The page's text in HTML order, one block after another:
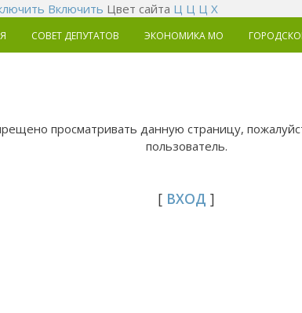
Включить Цвет сайта Ц Ц Ц Х
СОВЕТ ДЕПУТАТОВ ЭКОНОМИКА MO
просматривать данную страницу,
пользователь.
[ ВХОД ]